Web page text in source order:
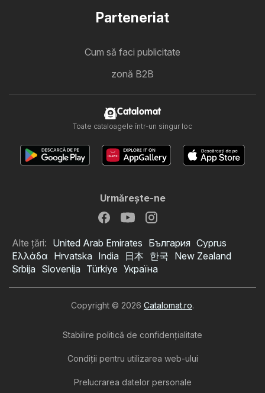
Parteneriat
Cum să faci publicitate
zonă B2B
Catalomat
Toate cataloagele într-un singur loc
Urmăreşte-ne
Alte țări: United Arab Emirates България Cyprus
Ελλάδα Hrvatska India 日本 한국 New Zealand
Srbija Slovenija Türkiye Україна
Copyright © 2026 Catalomat.ro.
Stabilire politică de confidenţialitate
Condiţii pentru utilizarea web-ului
Prelucrarea datelor personale